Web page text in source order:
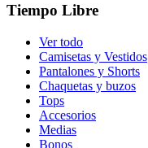
Tiempo Libre
Ver todo
Camisetas y Vestidos
Pantalones y Shorts
Chaquetas y buzos
Tops
Accesorios
Medias
Bonos